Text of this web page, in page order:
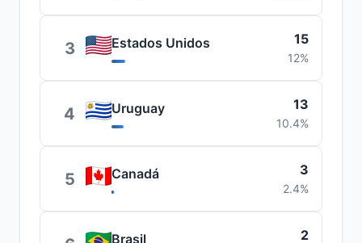
3 Estados Unidos 15
12%
4 Uruguay 13
10.4%
5 Canadá 3
2.4%
Brasil 2